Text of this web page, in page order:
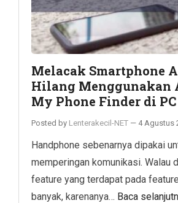
Melacak Smartphone
Hilang Menggunakan
My Phone Finder di PC
Posted by Lenterakecil-NET — 4 Agustus
Handphone sebenarnya dipakai
memperingan komunikasi. Walau
feature yang terdapat pada
banyak, karenanya… Baca